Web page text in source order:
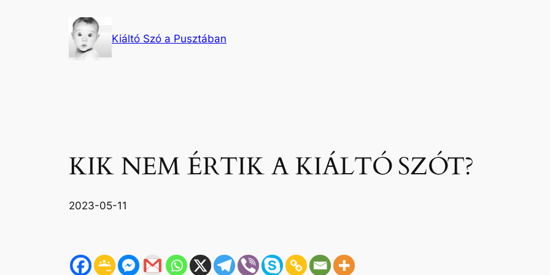
Kiáltó Szó a Pusztában
KIK NEM ÉRTIK A KIÁLTÓ SZÓT?
2023-05-11